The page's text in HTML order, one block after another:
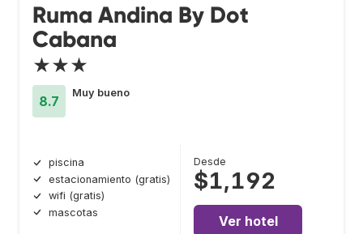
Ruma Andina By Dot
Cabana
★★★
8.7
Muy bueno
piscina
estacionamiento (gratis)
wifi (gratis)
mascotas
Desde
$1,192
Ver hotel